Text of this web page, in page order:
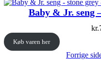
Baby & Jr. seng
kr.
Køb varen her
Forrige